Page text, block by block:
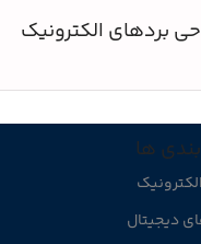
بردهای الکترونیک
ها
دیجیتال